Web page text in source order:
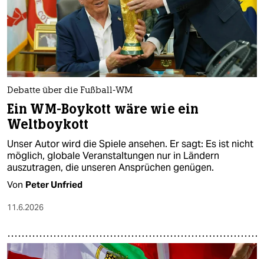
Debatte über die Fußball-WM
Ein WM-Boykott wäre wie ein
Weltboykott
Unser Autor wird die Spiele ansehen. Er sagt: Es ist nicht
möglich, globale Veranstaltungen nur in Ländern
auszutragen, die unseren Ansprüchen genügen.
Von Peter Unfried
11.6.2026